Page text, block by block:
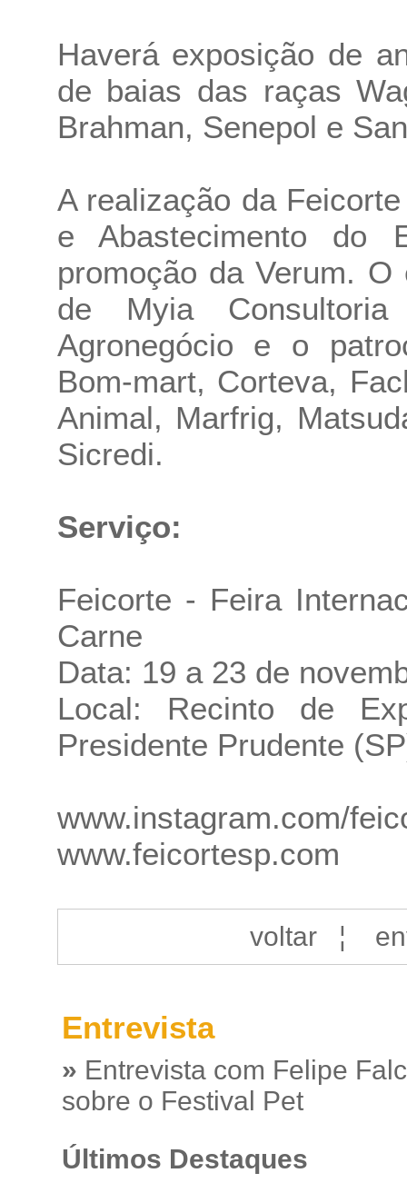
Haverá exposição de
de baias das raças
Brahman, Senepol e
A realização da
e Abastecimento do
promoção da Verum.
de Myia
Agronegócio e o
Bom-mart, Corteva,
Animal, Marfrig,
Sicredi.
Serviço:
Feicorte - Feira
Carne
Data: 19 a 23 de
Local: Recinto de
Presidente Prudente
www.instagram.com/
www.feicortesp.com
voltar¦
Entrevista
» Entrevista com Felipe
sobre o Festival Pet
Últimos Destaques